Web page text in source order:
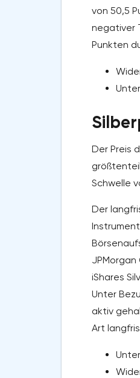
von 50,5
negativer
Punkten
Der Preis
Schwelle
Der
iShares
Unter
aktiv
Art